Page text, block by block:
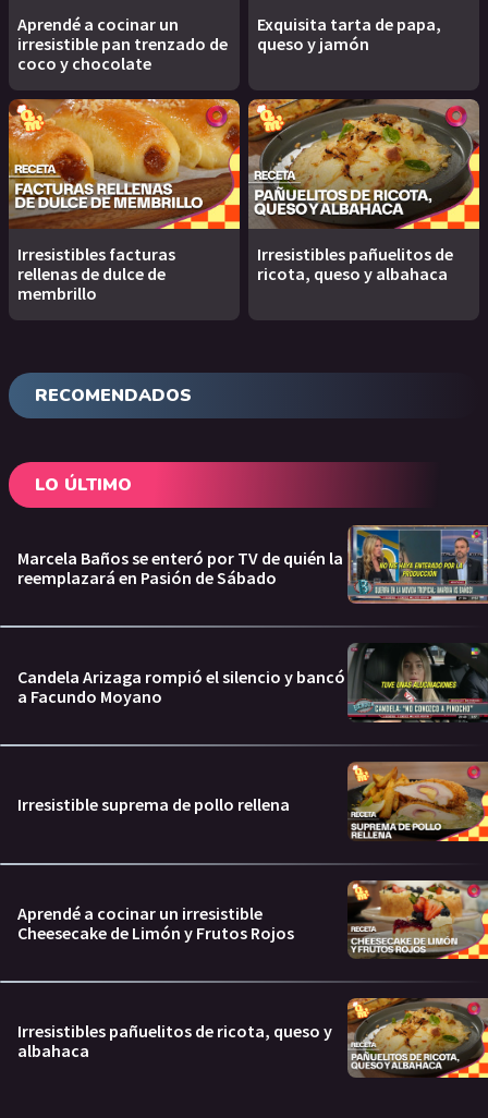
Aprendé a cocinar un
irresistible pan trenzado de
coco y chocolate
Exquisita tarta de papa,
queso y jamón
Irresistibles facturas
rellenas de dulce de
membrillo
Irresistibles pañuelitos de
ricota, queso y albahaca
RECOMENDADOS
LO ÚLTIMO
Marcela Baños se enteró por TV de quién la
reemplazará en Pasión de Sábado
Candela Arizaga rompió el silencio y bancó
a Facundo Moyano
Irresistible suprema de pollo rellena
Aprendé a cocinar un irresistible
Cheesecake de Limón y Frutos Rojos
Irresistibles pañuelitos de ricota, queso y
albahaca